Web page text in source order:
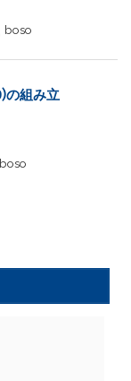
boso
の組み立
boso